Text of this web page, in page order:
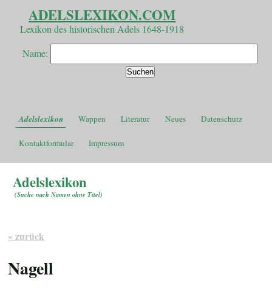
ADELSLEXIKON.COM
Lexikon des historischen Adels 1648-1918
Name:
Adelslexikon Wappen Literatur Neues Datenschutz
Kontaktformular Impressum
Adelslexikon
(Suche nach Namen ohne Titel)
« zurück
Nagell